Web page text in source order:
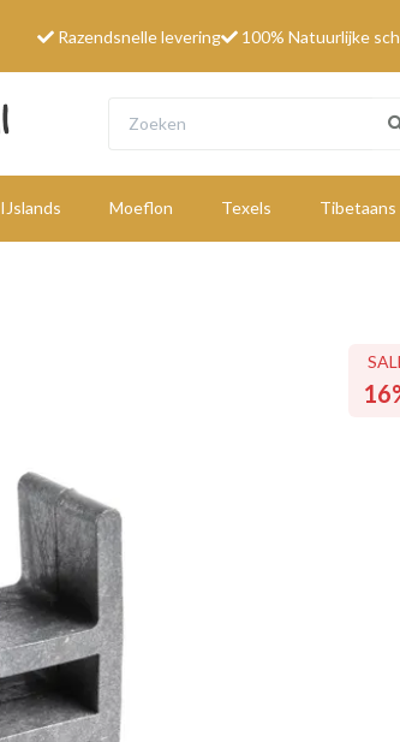
Razendsnelle levering 100% Natuurlijke
IJslands Moeflon Texels Tibetaans